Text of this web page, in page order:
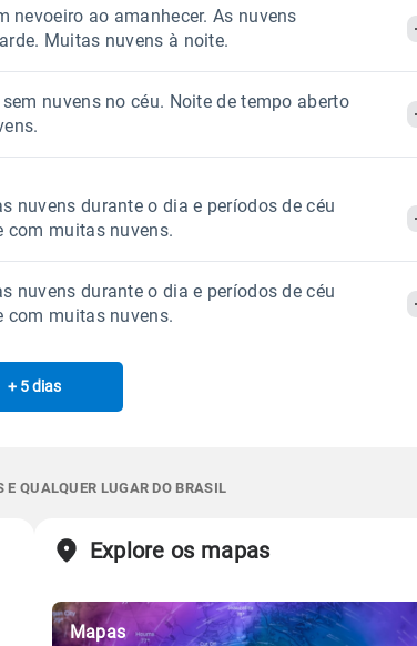
nevoeiro ao amanhecer. As nuvens
Muitas nuvens à noite.
0.0mm
60%98%
07:23h às 18:14h
Minguante
nuvens no céu. Noite de tempo aberto
Tarde Noite
Chuva
0.0mm
Umidade do ar
43%85%
07:22h às 18:14h
nuvens durante o dia e períodos de céu
com muitas nuvens.
Tarde Noite
Chuva
Vento Umidade
nuvens durante o dia e períodos de céu
com muitas nuvens.
ManhãTarde
0.0mm
07:21h às 18:16h
Minguante
Gráfico
+ 5 dias
E QUALQUER LUGAR DO BRASIL
Explore os mapas
Mapas